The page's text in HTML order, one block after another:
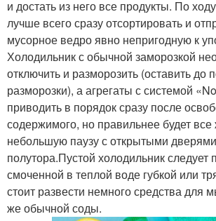
и достать из него все продукты. По
лучше всего сразу отсортировать и
мусорное ведро явно непригодную к
Холодильник с обычной заморозкой
отключить и разморозить (оставить до
разморозки), а агрегаты с системой
приводить в порядок сразу после
содержимого, но правильнее будет все
небольшую паузу с открытыми
полутора.Пустой холодильник следует
смоченной в теплой воде губкой или
стоит развести немного средства для
же обычной соды.